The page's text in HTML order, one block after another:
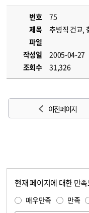
번호
75
제목
추병직 건교,
파일
작성일
2005-04-27
조회수
31,326
이전 페이지
현재 페이지에 대한 만
매우만족 만족